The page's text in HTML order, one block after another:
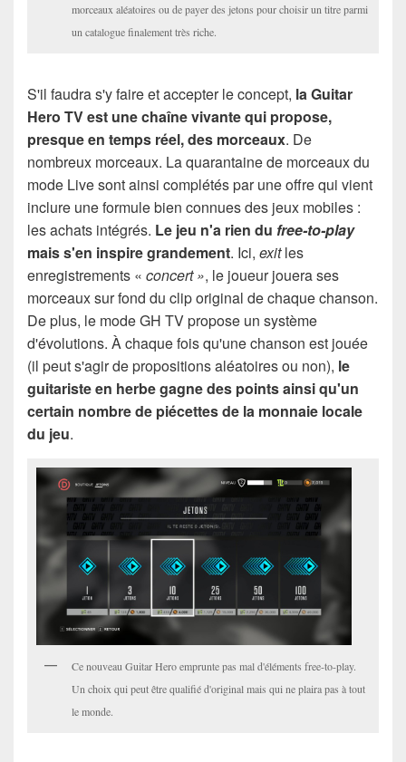
morceaux aléatoires ou de payer des jetons pour choisir un titre parmi
un catalogue finalement très riche.
S'il faudra s'y faire et accepter le concept, la Guitar
Hero TV est une chaîne vivante qui propose,
presque en temps réel, des morceaux. De
nombreux morceaux. La quarantaine de morceaux du
mode Live sont ainsi complétés par une offre qui vient
inclure une formule bien connues des jeux mobiles :
les achats intégrés. Le jeu n'a rien du free-to-play
mais s'en inspire grandement. Ici, exitles
enregistrements « concert », le joueur jouera ses
morceaux sur fond du clip original de chaque chanson.
De plus, le mode GH TV propose un système
d'évolutions. À chaque fois qu'une chanson est jouée
(il peut s'agir de propositions aléatoires ou non), le
guitariste en herbe gagne des points ainsi qu'un
certain nombre de piécettes de la monnaie locale
du jeu.
Ce nouveau Guitar Hero emprunte pas mal d'éléments free-to-play.
Un choix qui peut être qualifié d'original mais qui ne plaira pas à tout
le monde.